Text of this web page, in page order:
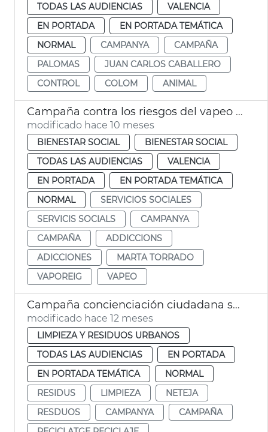
TODAS LAS AUDIENCIAS
VALENCIA
EN PORTADA
EN PORTADA TEMÁTICA
NORMAL
CAMPANYA
CAMPAÑA
PALOMAS
JUAN CARLOS CABALLERO
CONTROL
COLOM ANIMAL
Campaña contra los riesgos del vapeo en València
modificado hace 10 meses
BIENESTAR SOCIAL
BIENESTAR SOCIAL
TODAS LAS AUDIENCIAS
VALENCIA
EN PORTADA
EN PORTADA TEMÁTICA
NORMAL
SERVICIOS SOCIALES
SERVICIS SOCIALS
CAMPANYA
CAMPAÑA
ADDICCIONS
ADICCIONES
MARTA TORRADO
VAPOREIG
VAPEO
Campaña concienciación ciudadana sobre limpia València
modificado hace 12 meses
LIMPIEZA Y RESIDUOS URBANOS
TODAS LAS AUDIENCIAS
EN PORTADA
EN PORTADA TEMÁTICA
NORMAL
RESIDUS
LIMPIEZA
NETEJA
RESDUOS
CAMPANYA
CAMPAÑA